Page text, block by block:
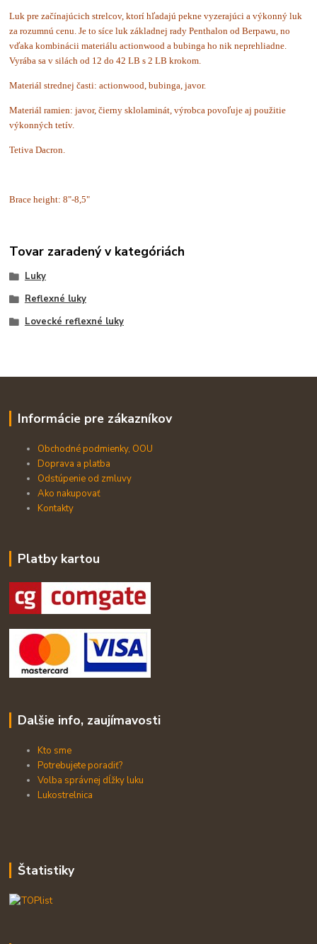
Luk pre začínajúcich strelcov, ktorí hľadajú pekne vyzerajúci a výkonný luk
za rozumnú cenu. Je to síce luk základnej rady Penthalon od Berpawu, no
vďaka kombinácii materiálu actionwood a bubinga ho nik neprehliadne.
Vyrába sa v silách od 12 do 42 LB s 2 LB krokom.
Materiál strednej časti: actionwood, bubinga, javor.
Materiál ramien: javor, čierny sklolaminát, výrobca povoľuje aj použitie
výkonných tetív.
Tetiva Dacron.
Brace height: 8"-8,5"
Tovar zaradený v kategóriách
Luky
Reflexné luky
Lovecké reflexné luky
Informácie pre zákazníkov
Obchodné podmienky, OOU
Doprava a platba
Odstúpenie od zmluvy
Ako nakupovať
Kontakty
Platby kartou
Dalšie info, zaujímavosti
Kto sme
Potrebujete poradiť?
Volba správnej dĺžky luku
Lukostrelnica
Štatistiky